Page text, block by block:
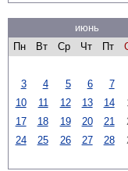
июнь
Пн
Вт Ср Чт Пт
3
4 5 6 7
10
11 12 13 14
17
18 19 20 21
24
25 26 27 28